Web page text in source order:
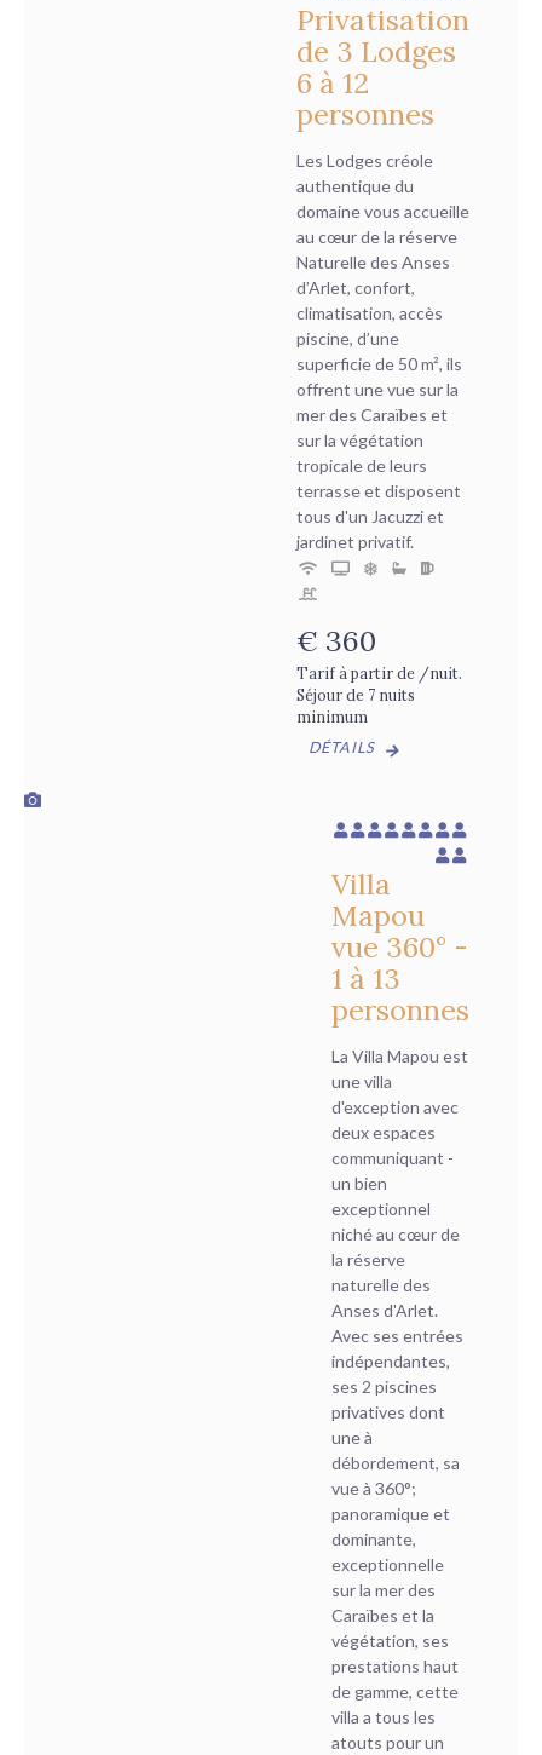
Privatisation
de 3 Lodges
6 à 12
personnes
Les Lodges créole
authentique du
domaine vous accueille
au cœur de la réserve
Naturelle des Anses
d’Arlet, confort,
climatisation, accès
piscine, d’une
superficie de 50 m², ils
offrent une vue sur la
mer des Caraïbes et
sur la végétation
tropicale de leurs
terrasse et disposent
tous d'un Jacuzzi et
jardinet privatif.
€ 360
Tarif à partir de /nuit.
Séjour de 7 nuits
minimum
DÉTAILS
Villa
Mapou
vue 360° -
1 à 13
personnes
La Villa Mapou est
une villa
d'exception avec
deux espaces
communiquant -
un bien
exceptionnel
niché au cœur de
la réserve
naturelle des
Anses d'Arlet.
Avec ses entrées
indépendantes,
ses 2 piscines
privatives dont
une à
débordement, sa
vue à 360°;
panoramique et
dominante,
exceptionnelle
sur la mer des
Caraïbes et la
végétation, ses
prestations haut
de gamme, cette
villa a tous les
atouts pour un